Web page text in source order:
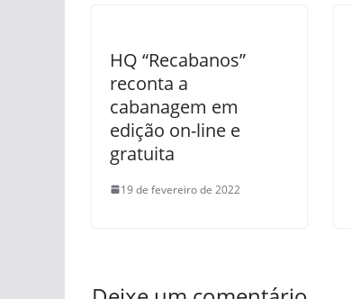
HQ “Recabanos”
reconta a
cabanagem em
edição on-line e
gratuita
19 de fevereiro de 2022